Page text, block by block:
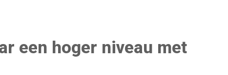
een hoger niveau met